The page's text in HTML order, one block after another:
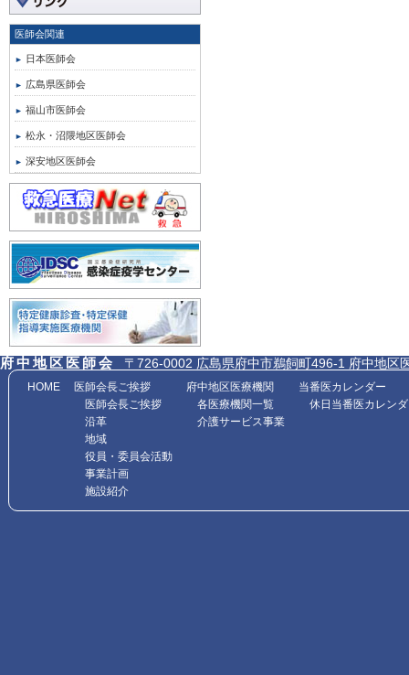
医師会関連
日本医師会
広島県医師会
福山市医師会
松永・沼隈地区医師会
深安地区医師会
府中地区医師会 〒726-0002 広島県府中市鵜飼町496-1 府中地
HOME
医師会長ご挨拶
医師会長ご挨拶
沿革
地域
役員・委員会活動
事業計画
施設紹介
府中地区医療機関
各医療機関一覧
介護サービス事業
当番医カレンダー
休日当番医カレン